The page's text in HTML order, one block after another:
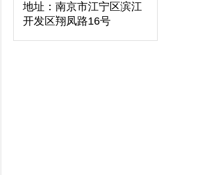
地址：南京市江宁区滨江
开发区翔凤路16号